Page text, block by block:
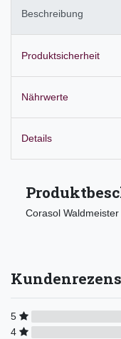
Beschreibung
Produktsicherheit
Nährwerte
Details
Corasol
5
4